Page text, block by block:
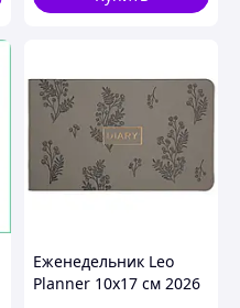
Еженедельник Leo
Planner 10х17 см 2026